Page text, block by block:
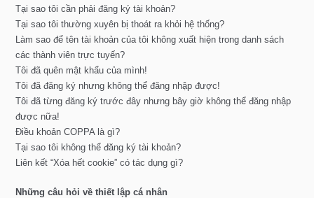
Tại sao tôi cần phải đăng ký tài khoản?
Tại sao tôi thường xuyên bị thoát ra khỏi hệ thống?
Làm sao để tên tài khoản của tôi không xuất hiện trong danh sách
các thành viên trực tuyến?
Tôi đã quên mật khẩu của mình!
Tôi đã đăng ký nhưng không thể đăng nhập được!
Tôi đã từng đăng ký trước đây nhưng bây giờ không thể đăng nhập
được nữa!
Điều khoản COPPA là gì?
Tại sao tôi không thể đăng ký tài khoản?
Liên kết “Xóa hết cookie” có tác dụng gì?
Những câu hỏi về thiết lập cá nhân